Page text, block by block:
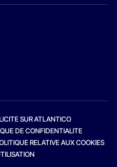
SUR ATLANTICO
DE CONFIDENTIALITE
RELATIVE AUX COOKIES